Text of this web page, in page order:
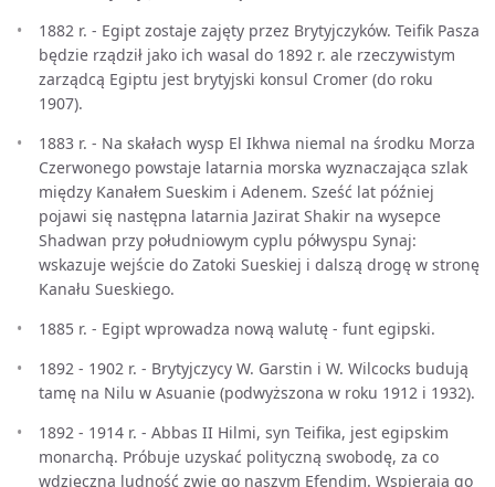
1882 r. - Egipt zostaje zajęty przez Brytyjczyków. Teifik Pasza
będzie rządził jako ich wasal do 1892 r. ale rzeczywistym
zarządcą Egiptu jest brytyjski konsul Cromer (do roku
1907).
1883 r. - Na skałach wysp El Ikhwa niemal na środku Morza
Czerwonego powstaje latarnia morska wyznaczająca szlak
między Kanałem Sueskim i Adenem. Sześć lat później
pojawi się następna latarnia Jazirat Shakir na wysepce
Shadwan przy południowym cyplu półwyspu Synaj:
wskazuje wejście do Zatoki Sueskiej i dalszą drogę w stronę
Kanału Sueskiego.
1885 r. - Egipt wprowadza nową walutę - funt egipski.
1892 - 1902 r. - Brytyjczycy W. Garstin i W. Wilcocks budują
tamę na Nilu w Asuanie (podwyższona w roku 1912 i 1932).
1892 - 1914 r. - Abbas II Hilmi, syn Teifika, jest egipskim
monarchą. Próbuje uzyskać polityczną swobodę, za co
wdzięczna ludność zwie go naszym Efendim. Wspierają go